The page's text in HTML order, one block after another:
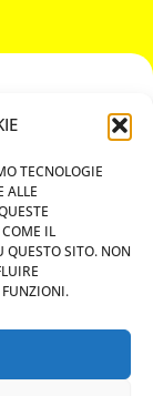
TECNOLOGIE
ALLE
IL
SITO. NON
FUNZIONI.